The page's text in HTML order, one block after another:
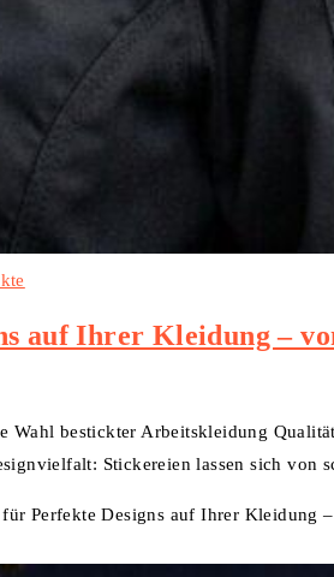
auf Ihrer Kleidung –
Wahl bestickter Arbeitskleidung
Stickereien lassen sich
für Perfekte Designs auf Ihrer Kleidung